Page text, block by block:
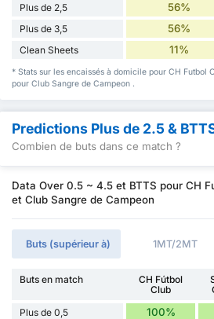
Plus de 2,5 56%
Plus de 3,5 56%
Clean Sheets 11%
* Stats sur les encaissés à domicile pour CH Futbol
pour Club Sangre de Campeon .
Predictions Plus de 2.5 &
Combien de buts dans ce match ?
Data Over 0.5 ~ 4.5 et BTTS pour CH
et Club Sangre de Campeon
Buts (supérieur à) 1MT/2MT
Buts en match
CH Fútbol
Club
Plus de 0,5 100%